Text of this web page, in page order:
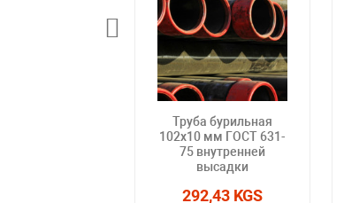
Труба бурильная
102x10 мм ГОСТ 631-
75 внутренней
высадки
292,43 KGS